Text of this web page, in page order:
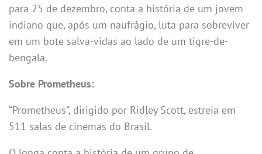
para 25 de dezembro, conta a história de um jovem
indiano que, após um naufrágio, luta para sobreviver
em um bote salva-vidas ao lado de um tigre-de-
bengala.
Sobre Prometheus:
“Prometheus”, dirigido por Ridley Scott, estreia em
511 salas de cinemas do Brasil.